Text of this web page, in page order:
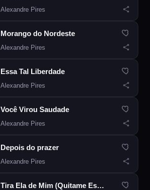
Alexandre Pires
Morango do Nordeste
Alexandre Pires
Essa Tal Liberdade
Alexandre Pires
Você Virou Saudade
Alexandre Pires
Depois do prazer
Alexandre Pires
Tira Ela de Mim (Quitame Ese Hombre)